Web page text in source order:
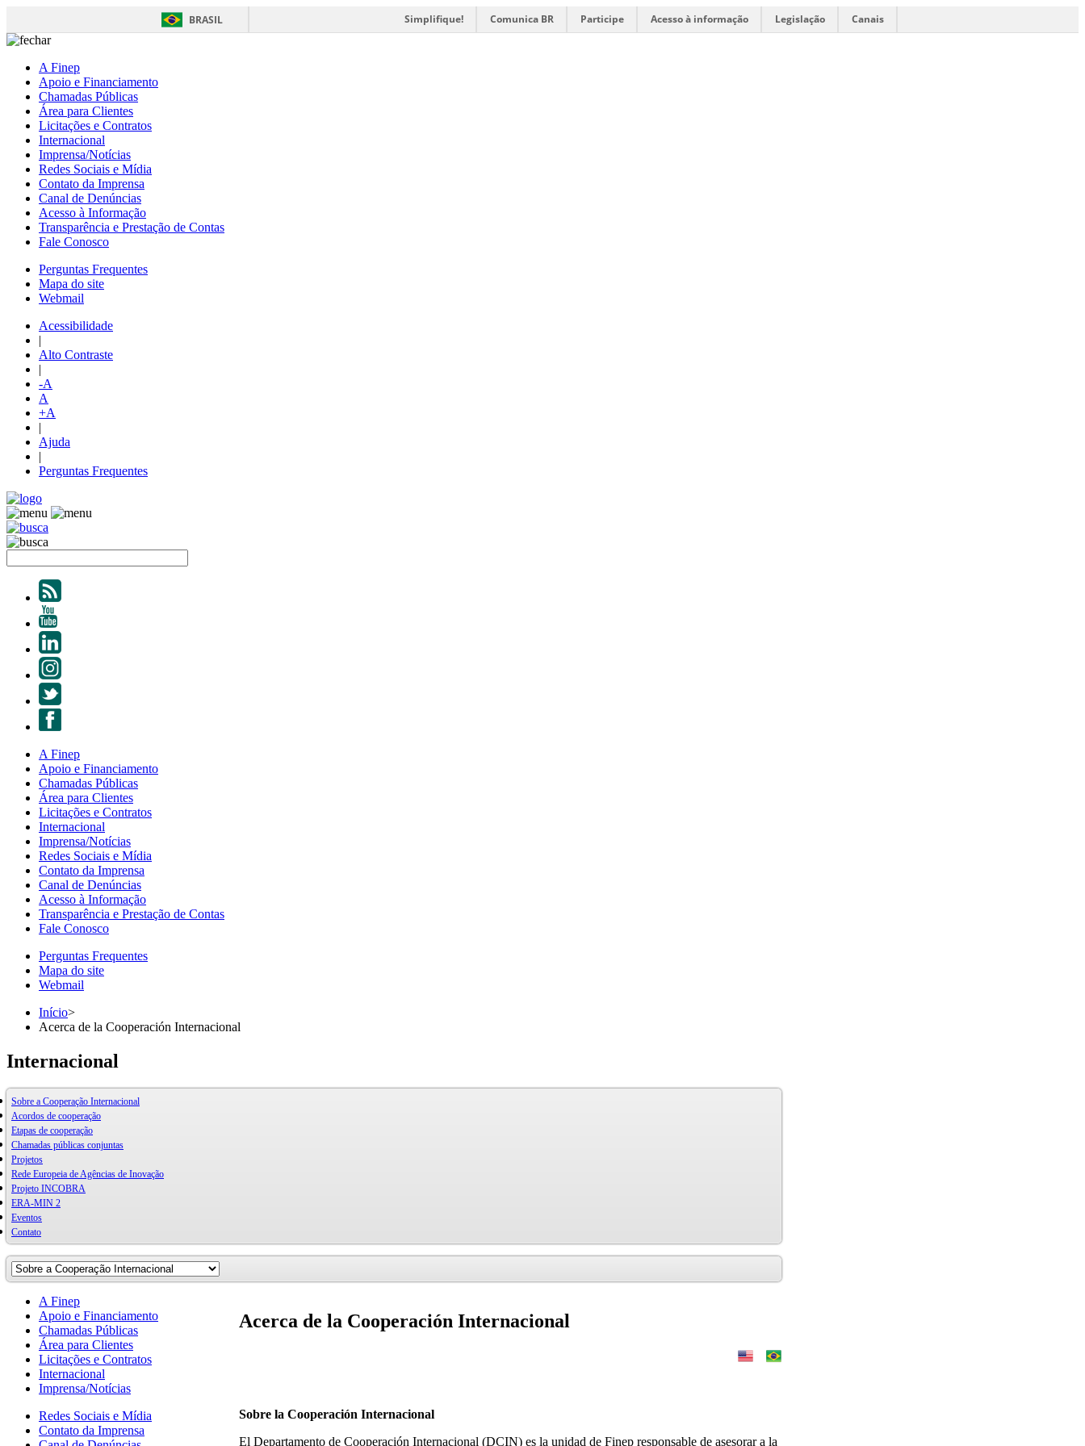
BRASIL Simplifique! Comunica BR Participe Acesso à informação Legislação Canais
A Finep
Apoio e Financiamento
Chamadas Públicas
Área para Clientes
Licitações e Contratos
Internacional
Imprensa/Notícias
Redes Sociais e Mídia
Contato da Imprensa
Canal de Denúncias
Acesso à Informação
Transparência e Prestação de Contas
Fale Conosco
Perguntas Frequentes
Mapa do site
Webmail
Acessibilidade
|
Alto Contraste
|
-A
A
+A
|
Ajuda
|
Perguntas Frequentes
A Finep
Apoio e Financiamento
Chamadas Públicas
Área para Clientes
Licitações e Contratos
Internacional
Imprensa/Notícias
Redes Sociais e Mídia
Contato da Imprensa
Canal de Denúncias
Acesso à Informação
Transparência e Prestação de Contas
Fale Conosco
Perguntas Frequentes
Mapa do site
Webmail
Início>
Acerca de la Cooperación Internacional
Internacional
Sobre a Cooperação Internacional
Acordos de cooperação
Etapas de cooperação
Chamadas públicas conjuntas
Projetos
Rede Europeia de Agências de Inovação
Projeto INCOBRA
ERA-MIN 2
Eventos
Contato
Acerca de la Cooperación Internacional
Sobre la Cooperación Internacional
El Departamento de Cooperación Internacional (DCIN) es la unidad de Finep responsable de asesorar a la
A Finep
Apoio e Financiamento
Chamadas Públicas
Área para Clientes
Licitações e Contratos
Internacional
Imprensa/Notícias
Redes Sociais e Mídia
Contato da Imprensa